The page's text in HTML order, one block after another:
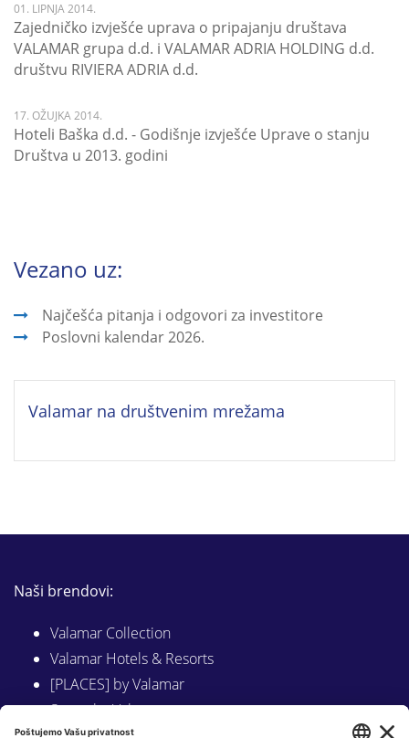
01. LIPNJA 2014.
Zajedničko izvješće uprava o pripajanju društava
VALAMAR grupa d.d. i VALAMAR ADRIA HOLDING d.d.
društvu RIVIERA ADRIA d.d.
17. OŽUJKA 2014.
Hoteli Baška d.d. - Godišnje izvješće Uprave o stanju
Društva u 2013. godini
Vezano uz:
Najčešća pitanja i odgovori za investitore
Poslovni kalendar 2026.
Valamar na društvenim mrežama
Naši brendovi:
Valamar Collection
Valamar Hotels & Resorts
[PLACES] by Valamar
Sunny by Valamar